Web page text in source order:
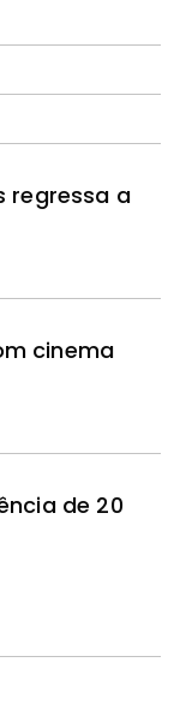
regressa a
cinema
de 20